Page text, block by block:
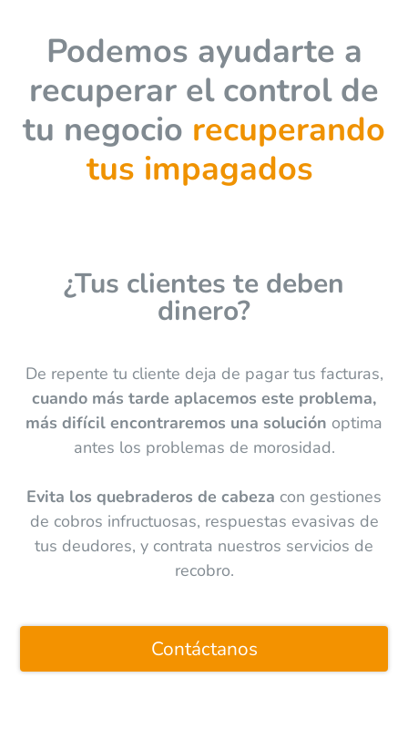
Podemos ayudarte a
recuperar el control de
tu negocio recuperando
tus impagados
¿Tus clientes te deben
dinero?
De repente tu cliente deja de pagar tus facturas,
cuando más tarde aplacemos este problema,
más difícil encontraremos una solución optima
antes los problemas de morosidad.
Evita los quebraderos de cabeza con gestiones
de cobros infructuosas, respuestas evasivas de
tus deudores, y contrata nuestros servicios de
recobro.
Contáctanos